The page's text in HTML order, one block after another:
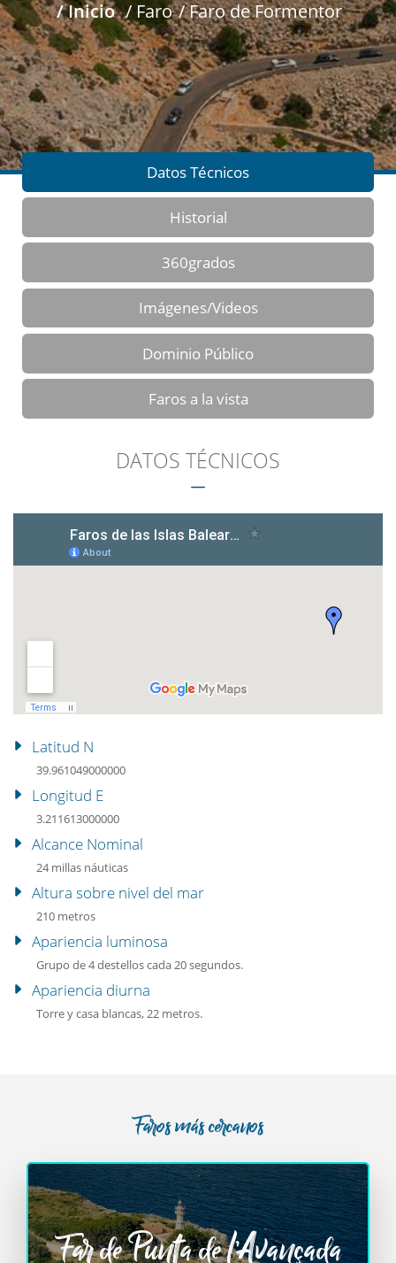
/ Inicio / Faro / Faro de Formentor
Datos Técnicos
Historial
360grados
Imágenes/Videos
Dominio Público
Faros a la vista
DATOS TÉCNICOS
Latitud N
39.961049000000
Longitud E
3.211613000000
Alcance Nominal
24 millas náuticas
Altura sobre nivel del mar
210 metros
Apariencia luminosa
Grupo de 4 destellos cada 20 segundos.
Apariencia diurna
Torre y casa blancas, 22 metros.
Faros más cercanos
Far de Punta de l’Avançada